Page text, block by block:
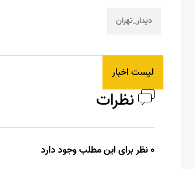
دیدار_تهران
لیست اخبار
نظرات
0 نظر برای این مطلب وجود دارد